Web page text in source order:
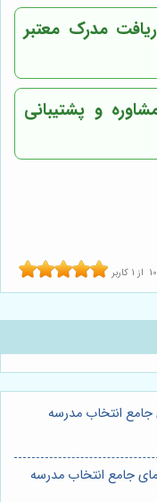
مدرک معتبر
و پشتیبانی
10 از 1 کاربر
جامع انتخاب مدرسه
جامع انتخاب مدرسه